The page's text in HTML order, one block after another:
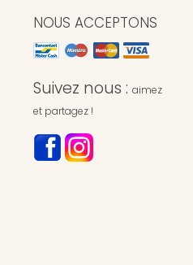
NOUS ACCEPTONS
Suivez nous : aimez
et partagez !